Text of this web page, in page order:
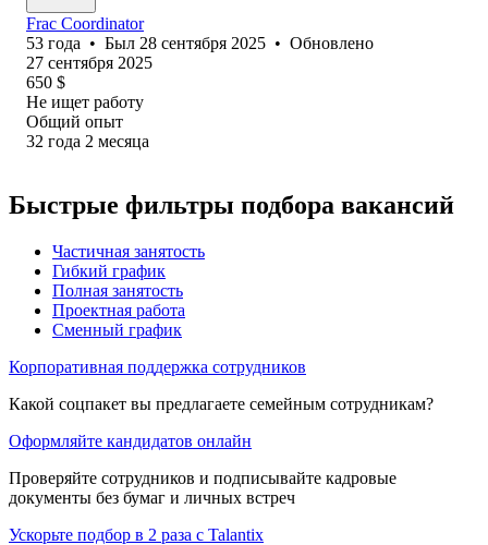
Frac Coordinator
53 года • Был 28 сентября 2025 • Обновлено
27 сентября 2025
650 $
Не ищет работу
Общий опыт
32 года 2 месяца
Быстрые фильтры подбора вакансий
Частичная занятость
Гибкий график
Полная занятость
Проектная работа
Сменный график
Корпоративная поддержка сотрудников
Какой соцпакет вы предлагаете семейным сотрудникам?
Оформляйте кандидатов онлайн
Проверяйте сотрудников и подписывайте кадровые
документы без бумаг и личных встреч
Ускорьте подбор в 2 раза с Talantix